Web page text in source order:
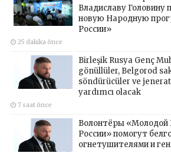
Владиславу Головину
новую Народную
России»
25 dakika önce
Birleşik Rusya Genç
gönüllüler, Belgorod
söndürücüler ve
yardımcı olacak
7 saat önce
Волонтёры «Молодой
России» помогут
огнетушителями и